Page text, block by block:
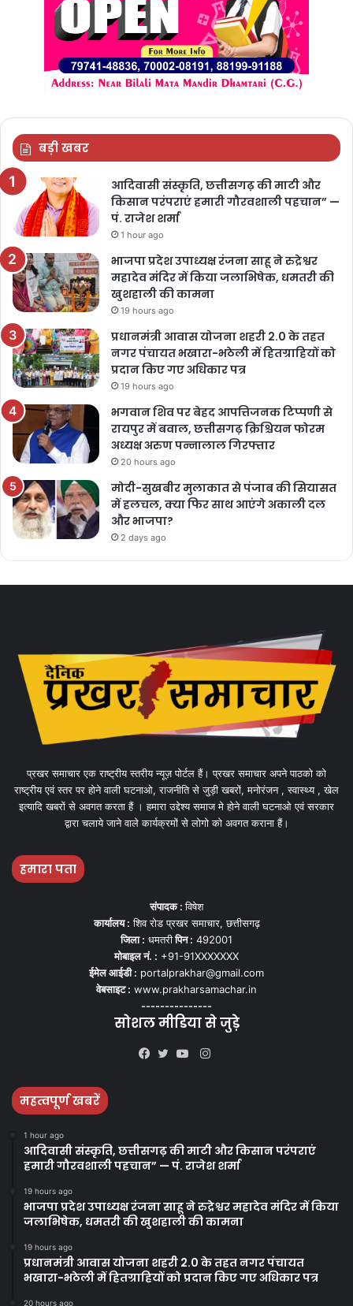
बड़ी खबर
आदिवासी संस्कृति, छत्तीसगढ़ की माटी और
किसान परंपराएं हमारी गौरवशाली पहचान” —
पं. राजेश शर्मा
1 hour ago
भाजपा प्रदेश उपाध्यक्ष रंजना साहू ने रुद्रेश्वर
महादेव मंदिर में किया जलाभिषेक, धमतरी की
खुशहाली की कामना
19 hours ago
प्रधानमंत्री आवास योजना शहरी 2.0 के तहत
नगर पंचायत भखारा-भठेली में हितग्राहियों को
प्रदान किए गए अधिकार पत्र
19 hours ago
भगवान शिव पर बेहद आपत्तिजनक टिप्पणी से
रायपुर में बवाल, छत्तीसगढ़ क्रिश्चियन फोरम
अध्यक्ष अरुण पन्नालाल गिरफ्तार
20 hours ago
मोदी-सुखबीर मुलाकात से पंजाब की सियासत
में हलचल, क्या फिर साथ आएंगे अकाली दल
और भाजपा?
2 days ago
प्रखर समाचार एक राष्ट्रीय स्तरीय न्यूज़ पोर्टल हैं। प्रखर समाचार अपने पाठको को
राष्ट्रीय एवं स्तर पर होने वाली घटनाओ, राजनीति से जुड़ी खबरों, मनोरंजन , स्वास्थ्य , खेल
इत्यादि खबरों से अवगत करता हैं । हमारा उद्देश्य समाज मे होने वाली घटनाओ एवं सरकार
द्वारा चलाये जाने वाले कार्यक्रमों से लोगो को अवगत कराना हैं।
हमारा पता
संपादक :विषेश
कार्यालय : शिव रोड प्रखर समाचार, छत्तीसगढ़
जिला : धमतरीपिन : 492001
मोबाइल नं. : +91-91XXXXXXX
ईमेल आईडी : portalprakhar@gmail.com
वेबसाइट : www.prakharsamachar.in
---------------
सोशल मीडिया से जुड़े
Instagram
महत्वपूर्ण खबरें
1 hour ago
आदिवासी संस्कृति, छत्तीसगढ़ की माटी और किसान परंपराएं
हमारी गौरवशाली पहचान” — पं. राजेश शर्मा
19 hours ago
भाजपा प्रदेश उपाध्यक्ष रंजना साहू ने रुद्रेश्वर महादेव मंदिर में किया
जलाभिषेक, धमतरी की खुशहाली की कामना
19 hours ago
प्रधानमंत्री आवास योजना शहरी 2.0 के तहत नगर पंचायत
भखारा-भठेली में हितग्राहियों को प्रदान किए गए अधिकार पत्र
20 hours ago